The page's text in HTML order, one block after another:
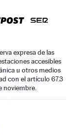
expresa de las
accesibles
u otros medios
con el artículo 67.3
noviembre.